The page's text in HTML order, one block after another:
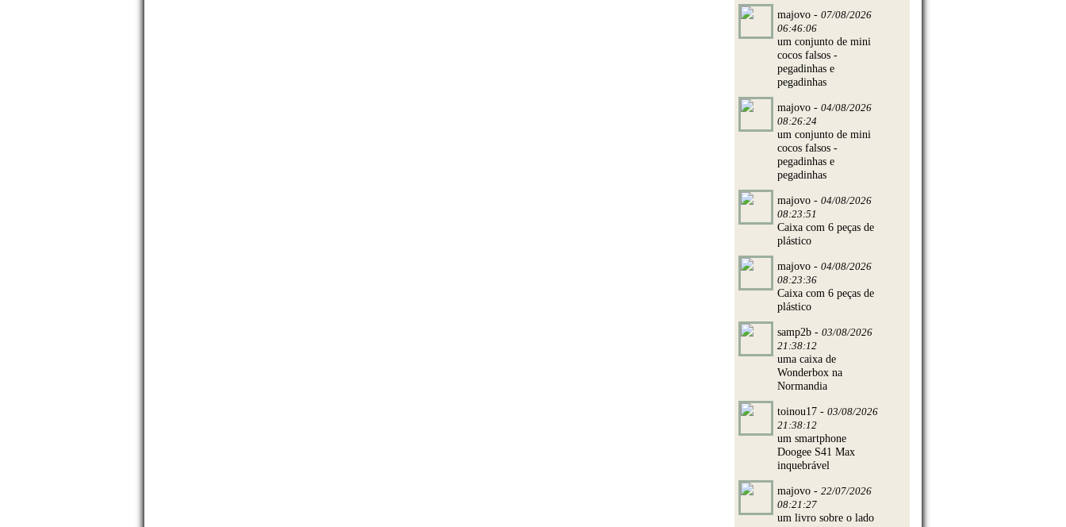
majovo - 07/08/2026
06:46:06
um conjunto de mini
cocos falsos -
pegadinhas e
pegadinhas
majovo - 04/08/2026
08:26:24
um conjunto de mini
cocos falsos -
pegadinhas e
pegadinhas
majovo - 04/08/2026
08:23:51
Caixa com 6 peças de
plástico
majovo - 04/08/2026
08:23:36
Caixa com 6 peças de
plástico
samp2b - 03/08/2026
21:38:12
uma caixa de
Wonderbox na
Normandia
toinou17 - 03/08/2026
21:38:12
um smartphone
Doogee S41 Max
inquebrável
majovo - 22/07/2026
08:21:27
um livro sobre o lado